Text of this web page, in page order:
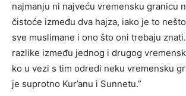
najmanju ni najveću vremensku granicu
čistoće između dva hajza, iako je to
sve muslimane i ono što oni trebaju
razlike između jednog i drugog
ko u vezi s tim odredi neku vremensku
je suprotno Kur’anu i Sunnetu.”